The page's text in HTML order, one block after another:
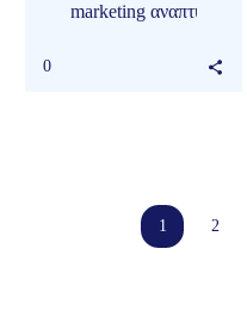
marketing αναπτύσσεται
προβάλλει τα
προϊόντα…
0
1 2